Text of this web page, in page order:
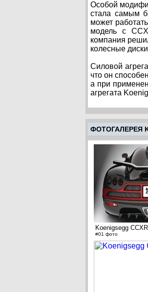
Особой
стала самым
может
модель с
компания
колесные
Силовой
что он
а при
агрегата
ФОТОГАЛЕРЕЯ
Koenigsegg CCXR
#01 фото